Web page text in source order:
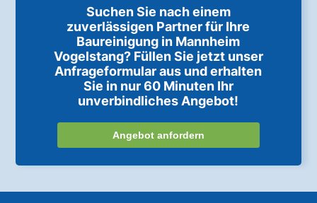
Suchen Sie nach einem
zuverlässigen Partner für Ihre
Baureinigung in Mannheim
Vogelstang? Füllen Sie jetzt unser
Anfrageformular aus und erhalten
Sie in nur 60 Minuten Ihr
unverbindliches Angebot!
Angebot anfordern